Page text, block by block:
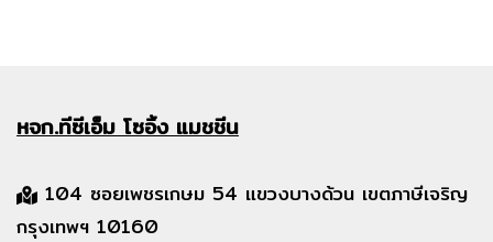
หจก.ทีซีเอ็มโซอิ้ง แมชชีน
104 ซอยเพชรเกษม 54 แขวงบางด้วน เขตภาษีเจริญ
กรุงเทพฯ 10160